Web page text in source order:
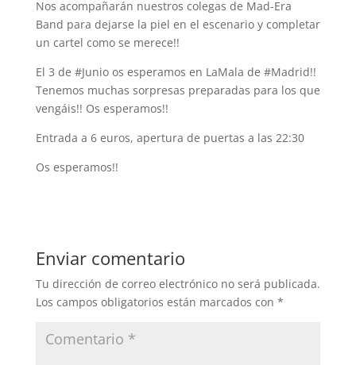
Nos acompañarán nuestros colegas de Mad-Era
Band para dejarse la piel en el escenario y completar
un cartel como se merece!!
El 3 de #Junio os esperamos en LaMala de #Madrid!!
Tenemos muchas sorpresas preparadas para los que
vengáis!! Os esperamos!!
Entrada a 6 euros, apertura de puertas a las 22:30
Os esperamos!!
Enviar comentario
Tu dirección de correo electrónico no será publicada.
Los campos obligatorios están marcados con *